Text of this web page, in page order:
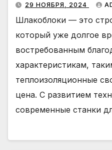
29 НОЯБРЯ, 2024
Шлакоблоки — это
который уже долгое
востребованным
характеристикам,
теплоизоляционные
цена. С развитием
современные станки